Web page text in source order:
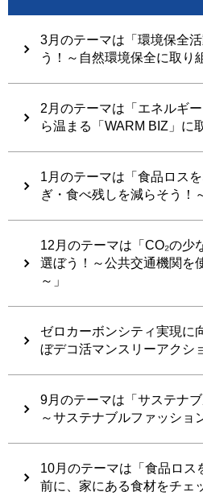
3月のテーマは「環境保全
う！～自然環境保全に取り
2月のテーマは「エネルギ
ら温まる「WARM BIZ」に
1月のテーマは「食品ロス
ぎ・食べ残しを減らそう！
12月のテーマは「CO₂の少
選ぼう！～公共交通機関を
～」
ゼロカーボンシティ実現に
ぼデコ活マンスリーアクシ
9月のテーマは「サステナ
～サステナブルファッショ
10月のテーマは「食品ロス
前に、家にある食材をチェ